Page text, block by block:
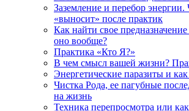
Заземление и перебор энергии.
«выносит» после практик
Как найти свое
оно вообще?
Практика «Кто Я?»
В чем смысл вашей жизни?
Энергетические паразиты и
Чистка Рода, ее пагубные
на жизнь
Техника перепросмотра или